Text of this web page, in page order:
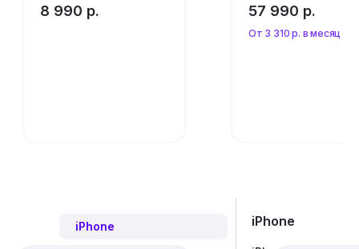
Blue
8 990 р. 57 990 р.
От 3 310 р. в месяц
iPhone
iPhone